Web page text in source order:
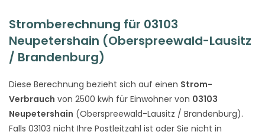
Stromberechnung für 03103
Neupetershain (Oberspreewald-Lausitz
/ Brandenburg)
Diese Berechnung bezieht sich auf einen Strom-
Verbrauch von 2500 kwh für Einwohner von 03103
Neupetershain (Oberspreewald-Lausitz / Brandenburg).
Falls 03103 nicht Ihre Postleitzahl ist oder Sie nicht in